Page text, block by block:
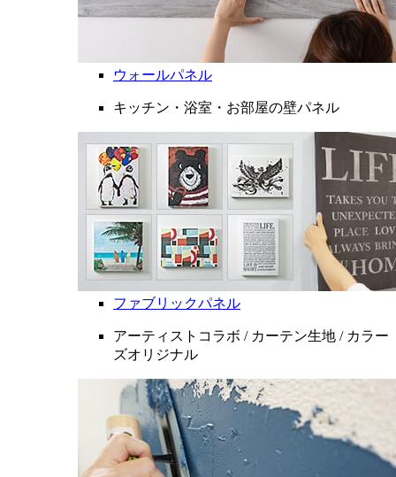
ウォールパネル
キッチン・浴室・お部屋の壁パネル
ファブリックパネル
アーティストコラボ / カーテン生地 / カラー
ズオリジナル